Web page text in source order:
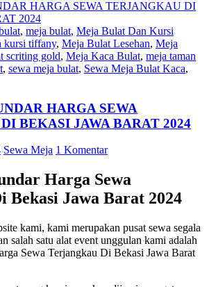
, meja bulat, Meja Bulat Dan Kursi
kursi tiffany, Meja Bulat Lesehan, Meja
scriting gold, Meja Kaca Bulat, meja taman
, sewa meja bulat, Sewa Meja Bulat Kaca,
HARGA SEWA
BEKASI JAWA BARAT 2024
Sewa Meja 1 Komentar
Harga Sewa
Bekasi Jawa Barat 2024
kami, kami merupakan pusat sewa segala
salah satu alat event unggulan kami adalah
Sewa Terjangkau Di Bekasi Jawa Barat